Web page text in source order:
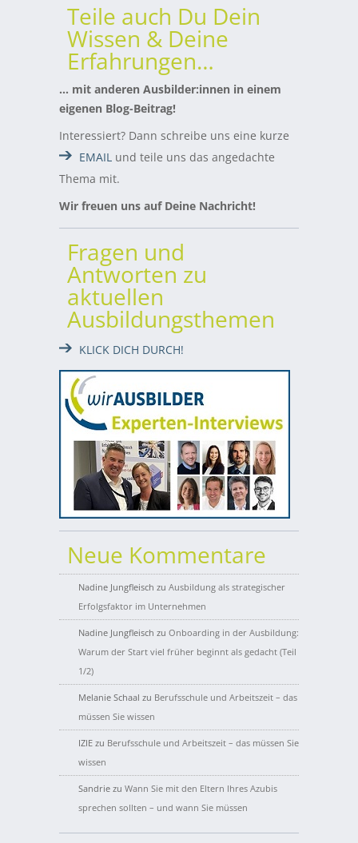
Teile auch Du Dein
Wissen & Deine
Erfahrungen…
… mit anderen Ausbilder:innen in einem
eigenen Blog-Beitrag!
Interessiert? Dann schreibe uns eine kurze
EMAIL und teile uns das angedachte
Thema mit.
Wir freuen uns auf Deine Nachricht!
Fragen und
Antworten zu
aktuellen
Ausbildungsthemen
KLICK DICH DURCH!
Neue Kommentare
Nadine Jungfleisch zu Ausbildung als strategischer
Erfolgsfaktor im Unternehmen
Nadine Jungfleisch zu Onboarding in der Ausbildung:
Warum der Start viel früher beginnt als gedacht (Teil
1/2)
Melanie Schaal zu Berufsschule und Arbeitszeit – das
müssen Sie wissen
IZIE zu Berufsschule und Arbeitszeit – das müssen Sie
wissen
Sandrie zu Wann Sie mit den Eltern Ihres Azubis
sprechen sollten – und wann Sie müssen